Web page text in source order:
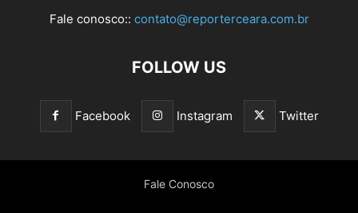
Fale conosco:: contato@reporterceara.com.br
FOLLOW US
Facebook Instagram Twitter
Fale Conosco